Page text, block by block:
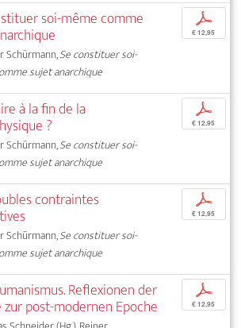
soi-même comme
Schürmann,Se constituer soi-
sujet anarchique
p
€ 12,95
à la fin de la
?
Schürmann,Se constituer soi-
sujet anarchique
p
€ 12,95
contraintes
Schürmann,Se constituer soi-
sujet anarchique
p
€ 12,95
Reflexionen der
zur post-modernen Epoche
p
€ 12,95